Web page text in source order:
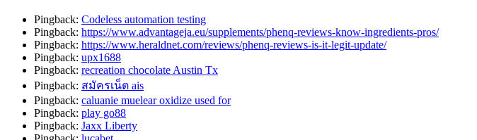
Pingback: Codeless automation testing
Pingback: https://www.advantageja.eu/supplements/phenq-reviews-know-ingredients-pros/
Pingback: https://www.heraldnet.com/reviews/phenq-reviews-is-it-legit-update/
Pingback: upx1688
Pingback: recreation chocolate Austin Tx​
Pingback: สมัครเน็ต ais
Pingback: caluanie muelear oxidize used for​
Pingback: play go88
Pingback: Jaxx Liberty